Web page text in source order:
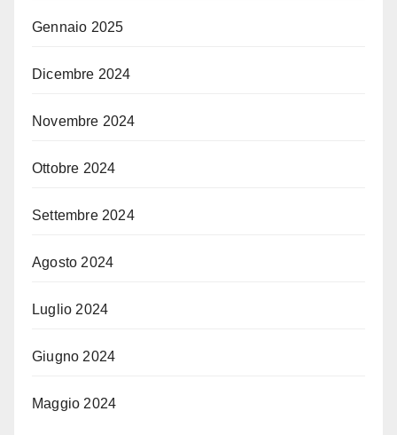
Gennaio 2025
Dicembre 2024
Novembre 2024
Ottobre 2024
Settembre 2024
Agosto 2024
Luglio 2024
Giugno 2024
Maggio 2024